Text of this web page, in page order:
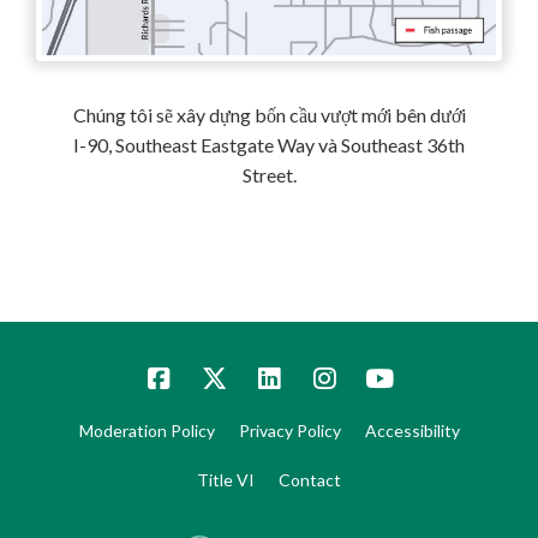
Chúng tôi sẽ xây dựng bốn cầu vượt mới bên dưới
I-90, Southeast Eastgate Way và Southeast 36th
Street.
Moderation Policy Privacy Policy Accessibility
Title VI Contact